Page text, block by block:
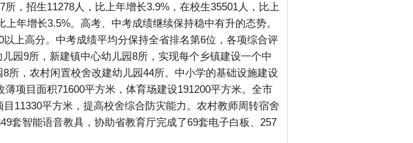
，招生11278人，比上年增长3.9%，在校生35501人，比上
年增长3.5%。高考、中考成绩继续保持稳中有升的态势。
上高分。中考成绩平均分保持全省排名第6位，各项综合评
园9所，新建镇中心幼儿园8所，实现每个乡镇建设一个中
所，农村闲置校舍改建幼儿园44所。中小学的基础设施建设
项目面积71600平方米，体育场建设191200平方米。全市
11330平方米，提高校舍综合防灾能力。农村教师周转宿舍
套智能语音教具，协助省教育厅完成了69套电子白板、257